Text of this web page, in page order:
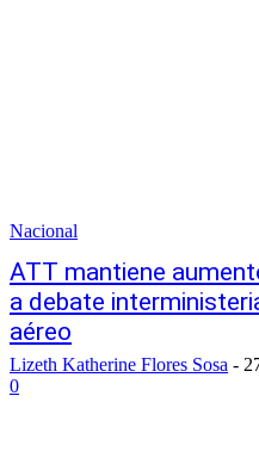
Nacional
ATT mantiene
a debate
aéreo
Lizeth Katherine Flores Sosa -
0